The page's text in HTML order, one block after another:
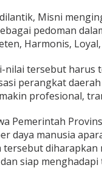
Misni
pedoman
Harmonis,
tersebut harus
perangkat
profesional,
Pemerintah
daya manusia
diharapkan
siap